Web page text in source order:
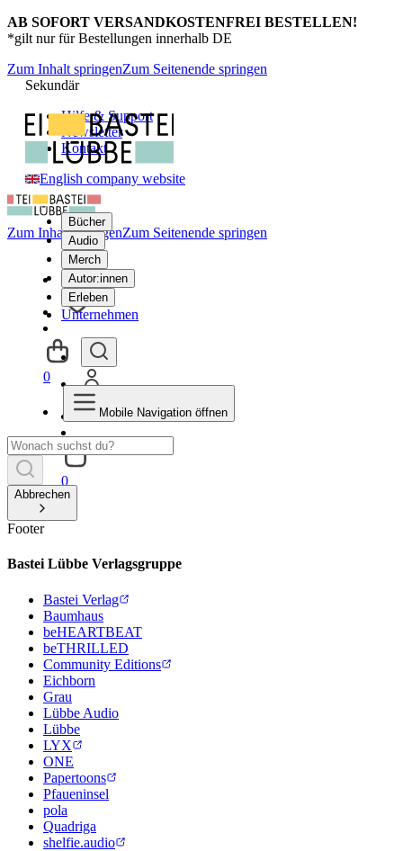
AB SOFORT VERSANDKOSTENFREI BESTELLEN!
*gilt nur für Bestellungen innerhalb DE
Zum Inhalt springenZum Seitenende springen
Sekundär
Hilfe & Support
Newsletter
Kontakt
English company website
Bücher
Audio
Merch
Autor:innen
Erleben
Unternehmen
0
Zum Inhalt springenZum Seitenende springen
0
Mobile Navigation öffnen
Abbrechen
Footer
Bastei Lübbe Verlagsgruppe
Bastei Verlag
Baumhaus
beHEARTBEAT
beTHRILLED
Community Editions
Eichborn
Grau
Lübbe Audio
Lübbe
LYX
ONE
Papertoons
Pfaueninsel
pola
Quadriga
shelfie.audio